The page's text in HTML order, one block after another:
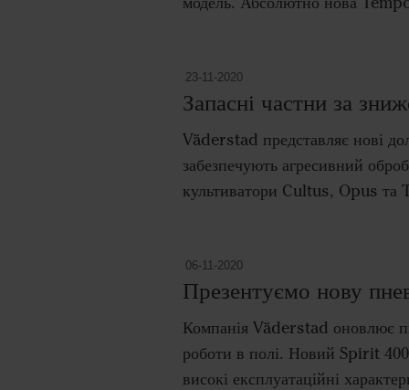
23-11-2020
Запасні частни за
Väderstad представляє нові
забезпечують агресивний
культиватори Cultus, Opus та
06-11-2020
Презентуємо нову
Компанія Väderstad оновлює
роботи в полі. Новий Spirit
високі експлуатаційні